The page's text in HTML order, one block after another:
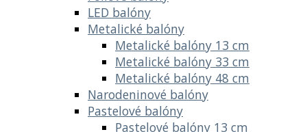
LED balóny
Metalické balóny
Metalické balóny 13 cm
Metalické balóny 33 cm
Metalické balóny 48 cm
Narodeninové balóny
Pastelové balóny
Pastelové balóny 13 cm